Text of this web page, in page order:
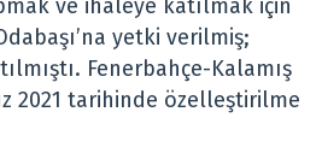
ve ihaleye katılmak için
yetki verilmiş;
Fenerbahçe-Kalamış
2021 tarihinde özelleştirilme